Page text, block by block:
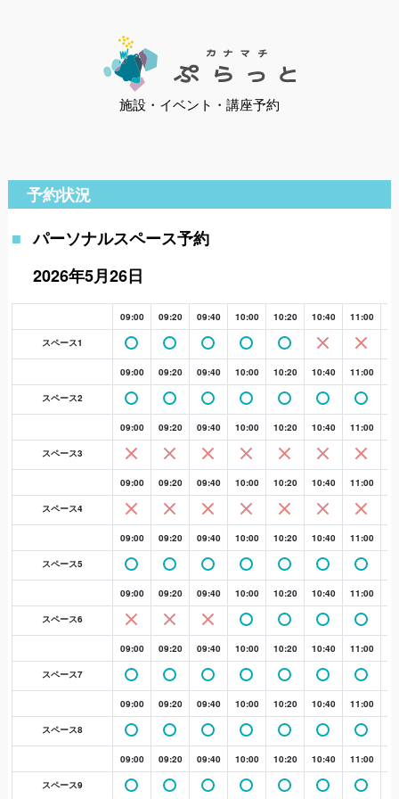
施設・イベント・講座予約
予約状況
パーソナルスペース予約
2026年5月26日
09:00 09:20 09:40 10:00 10:20 10:40 11:00
スペース1
09:00 09:20 09:40 10:00 10:20 10:40 11:00
スペース2
09:00 09:20 09:40 10:00 10:20 10:40 11:00
スペース3
09:00 09:20 09:40 10:00 10:20 10:40 11:00
スペース4
09:00 09:20 09:40 10:00 10:20 10:40 11:00
スペース5
09:00 09:20 09:40 10:00 10:20 10:40 11:00
スペース6
09:00 09:20 09:40 10:00 10:20 10:40 11:00
スペース7
09:00 09:20 09:40 10:00 10:20 10:40 11:00
スペース8
09:00 09:20 09:40 10:00 10:20 10:40 11:00
スペース9